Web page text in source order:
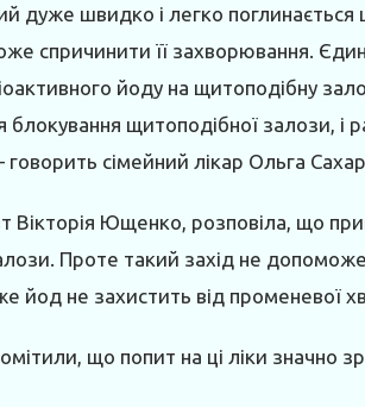
дуже швидко і легко
спричинити її захворювання.
йоду на щитоподібну
блокування щитоподібної залози, і
сімейний лікар Ольга
Вікторія Ющенко, розповіла, що
Проте такий захід не
йод не захистить від променевої
що попит на ці ліки значно